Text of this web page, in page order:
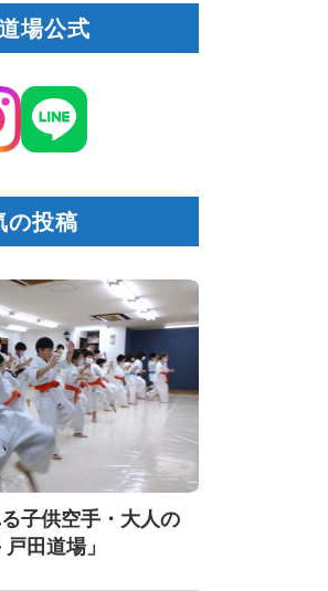
場公式
の投稿
子供空手・大人の
田道場」